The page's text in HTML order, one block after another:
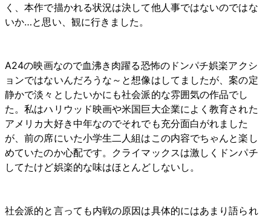
く、本作で描かれる状況は決して他人事ではないのではな
いか…と思い、観に行きました。
A24の映画なので血沸き肉躍る恐怖のドンパチ娯楽アクシ
ョンではないんだろうな～と想像はしてましたが、案の定
静かで淡々としたいかにも社会派的な雰囲気の作品でし
た。私はハリウッド映画や米国巨大企業によく教育された
アメリカ大好き中年なのでそれでも充分面白がれました
が、前の席にいた小学生二人組はこの内容でちゃんと楽し
めていたのか心配です。クライマックスは激しくドンパチ
してたけど娯楽的な味はほとんどしないし。
社会派的と言っても内戦の原因は具体的にはあまり語られ